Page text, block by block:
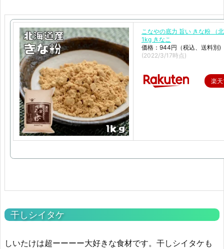
こなやの底力 旨い きな粉 （
1kg きなこ
価格：944円（税込、送料別)
(2022/3/17時点)
楽
干しシイタケ
しいたけは超ーーーー大好きな食材です。干しシイタケも